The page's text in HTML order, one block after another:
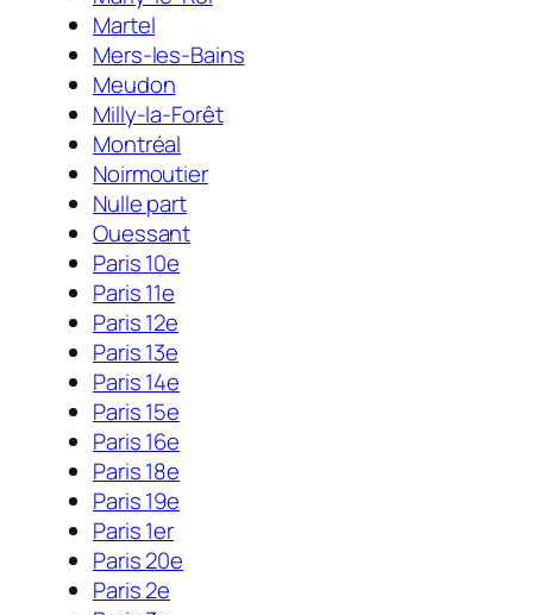
Martel
Mers-les-Bains
Meudon
Milly-la-Forêt
Montréal
Noirmoutier
Nulle part
Ouessant
Paris 10e
Paris 11e
Paris 12e
Paris 13e
Paris 14e
Paris 15e
Paris 16e
Paris 18e
Paris 19e
Paris 1er
Paris 20e
Paris 2e